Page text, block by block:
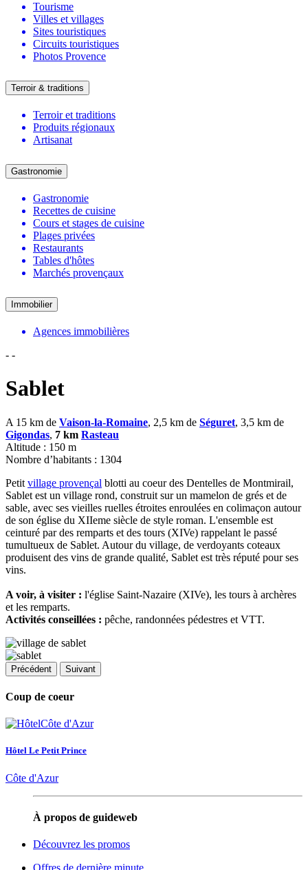
Tourisme
Villes et villages
Sites touristiques
Circuits touristiques
Photos Provence
Terroir & traditions
Terroir et traditions
Produits régionaux
Artisanat
Gastronomie
Gastronomie
Recettes de cuisine
Cours et stages de cuisine
Plages privées
Restaurants
Tables d'hôtes
Marchés provençaux
Immobilier
Agences immobilières
- -
Sablet
A 15 km de Vaison-la-Romaine, 2,5 km de Séguret, 3,5 km de
Gigondas, 7 km Rasteau
Altitude : 150 m
Nombre d’habitants : 1304
Petit village provençal blotti au coeur des Dentelles de Montmirail,
Sablet est un village rond, construit sur un mamelon de grés et de
sable, avec ses vieilles ruelles étroites enroulées en colimaçon autour
de son église du XIIeme siècle de style roman. L'ensemble est
ceinturé par des remparts et des tours (XIVe) rappelant le passé
tumultueux de Sablet. Autour du village, de verdoyants coteaux
produisent des vins de grande qualité, Sablet est très réputé pour ses
vins.
A voir, à visiter : l'église Saint-Nazaire (XIVe), les tours à archères
et les remparts.
Activités conseillées : pêche, randonnées pédestres et VTT.
Précédent Suivant
Coup de coeur
Hôtel Le Petit Prince
Côte d'Azur
À propos de guideweb
Découvrez les promos
Offres de dernière minute